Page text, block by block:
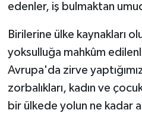
edenler, iş bulmaktan
Birilerine ülke kaynakları
yoksulluğa mahkûm
Avrupa'da zirve
zorbalıkları, kadın ve
bir ülkede yolun ne kadar